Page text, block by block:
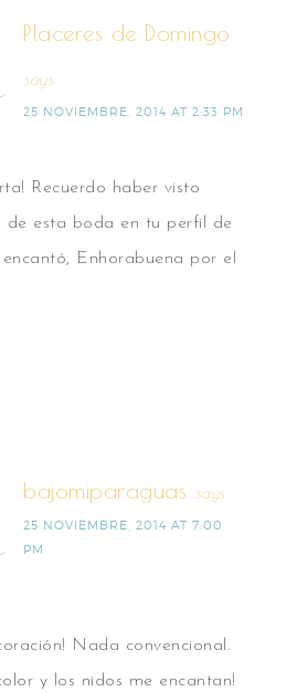
Placeres de Domingo
says
25 NOVIEMBRE, 2014 AT 2:33 PM
Recuerdo haber visto
de esta boda en tu perfil de
Enhorabuena por el
bajomiparaguas says
25 NOVIEMBRE, 2014 AT 7:00
PM
Nada convencional.
y los nidos me encantan!